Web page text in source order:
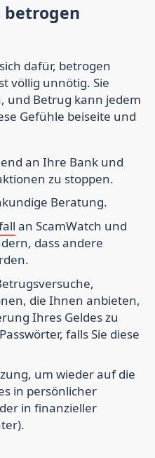
betrogen
dafür, betrogen
völlig unnötig. Sie
und Betrug kann jedem
Gefühle beiseite und
an Ihre Bank und
zu stoppen.
Beratung.
an ScamWatch und
dass andere
die Ihnen anbieten,
Ihres Geldes zu
falls Sie diese
um wieder auf die
in persönlicher
in finanzieller